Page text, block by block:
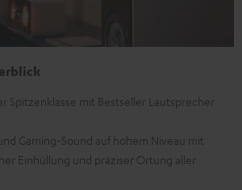
Spitzenklasse mit Bestseller Lautsprecher
Gaming-Sound auf hohem Niveau mit
Einhüllung und präziser Ortung aller